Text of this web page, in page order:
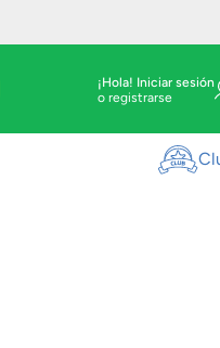
¡Hola! Iniciar sesión